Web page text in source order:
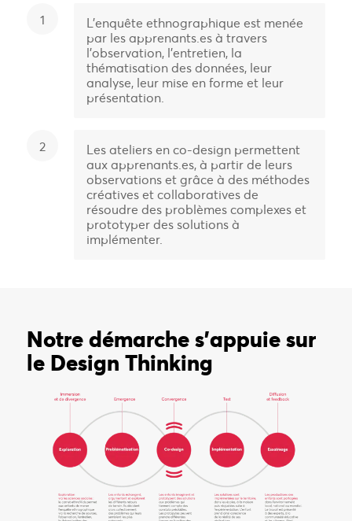
1
L’enquête ethnographique est menée
par les apprenants.es à travers
l’observation, l’entretien, la
thématisation des données, leur
analyse, leur mise en forme et leur
présentation.
2
Les ateliers en co-design permettent
aux apprenants.es, à partir de leurs
observations et grâce à des méthodes
créatives et collaboratives de
résoudre des problèmes complexes et
prototyper des solutions à
implémenter.
Notre démarche s’appuie sur
le Design Thinking